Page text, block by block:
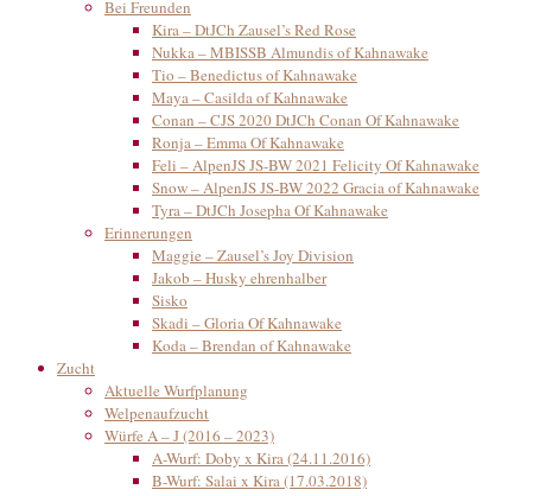
Bei Freunden
Kira – DtJCh Zausel’s Red Rose
Nukka – MBISSB Almundis of Kahnawake
Tio – Benedictus of Kahnawake
Maya – Casilda of Kahnawake
Conan – CJS 2020 DtJCh Conan Of Kahnawake
Ronja – Emma Of Kahnawake
Feli – AlpenJS JS-BW 2021 Felicity Of Kahnawake
Snow – AlpenJS JS-BW 2022 Gracia of Kahnawake
Tyra – DtJCh Josepha Of Kahnawake
Erinnerungen
Maggie – Zausel’s Joy Division
Jakob – Husky ehrenhalber
Sisko
Skadi – Gloria Of Kahnawake
Koda – Brendan of Kahnawake
Zucht
Aktuelle Wurfplanung
Welpenaufzucht
Würfe A – J (2016 – 2023)
A-Wurf: Doby x Kira (24.11.2016)
B-Wurf: Salai x Kira (17.03.2018)